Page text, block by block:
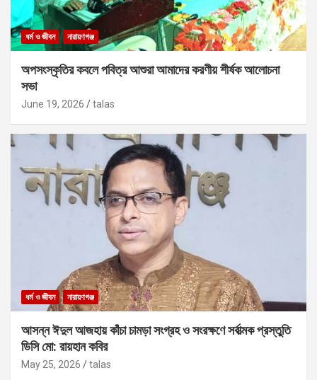
ধর্ম ও জীবন নারায়ণগঞ্জ
অপসংস্কৃতির কবলে পবিত্র আশুরা আমাদের করণীয় শীর্ষক আলোচনা
সভা
June 19, 2026 talas
ধর্ম ও জীবন নারায়ণগঞ্জ
আসন্ন ঈদুল আজহায় কাঁচা চামড়া সংগ্রহ ও সংরক্ষণে সর্বাত্মক প্রস্তুতি
ডিসি মো: রায়হান কবির
May 25, 2026 talas